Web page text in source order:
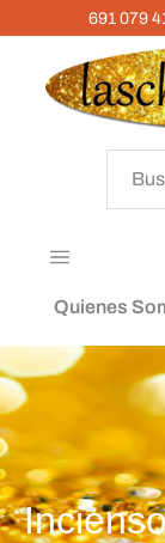
691 079
Quienes